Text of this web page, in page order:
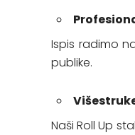
Ispis radimo
publike.
Naši Roll Up